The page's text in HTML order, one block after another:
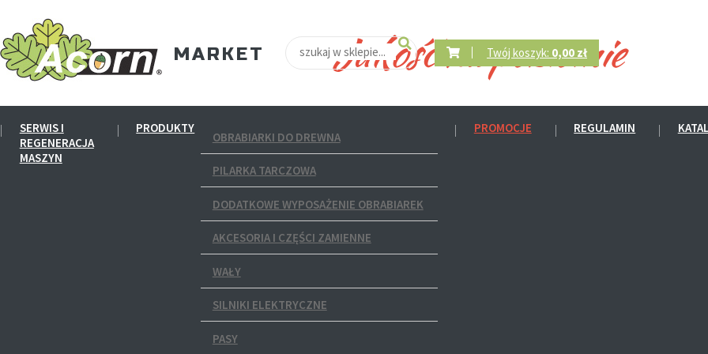
Twój koszyk: 0,00 zł
SERWIS I
REGENERACJA
MASZYN
PRODUKTY
OBRABIARKI DO DREWNA
PILARKA TARCZOWA
DODATKOWE WYPOSAŻENIE OBRABIAREK
AKCESORIA I CZĘŚCI ZAMIENNE
WAŁY
SILNIKI ELEKTRYCZNE
PASY
PROMOCJE REGULAMIN